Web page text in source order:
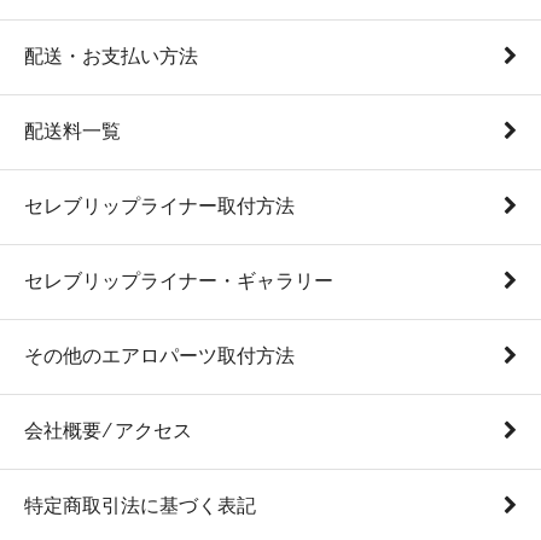
配送・お支払い方法
配送料一覧
セレブリップライナー取付方法
セレブリップライナー・ギャラリー
その他のエアロパーツ取付方法
会社概要 ⁄ アクセス
特定商取引法に基づく表記